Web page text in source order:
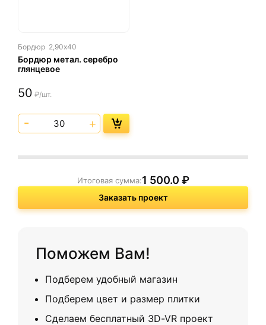
Бордюр 2,90х40
Бордюр метал. серебро
глянцевое
50 ₽/шт.
Итоговая сумма:1 500.0 ₽
Заказать проект
Поможем Вам!
Подберем удобный магазин
Подберем цвет и размер плитки
Сделаем бесплатный 3D-VR проект